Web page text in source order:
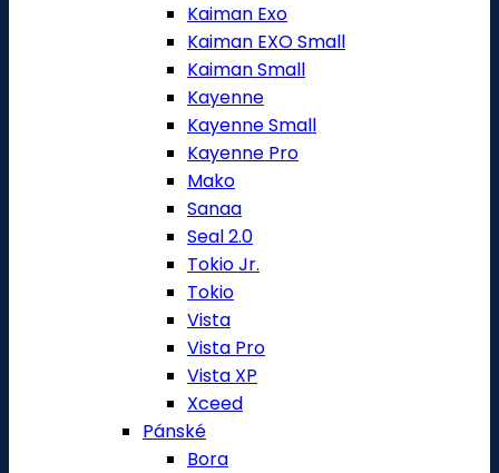
Kaiman Exo
Kaiman EXO Small
Kaiman Small
Kayenne
Kayenne Small
Kayenne Pro
Mako
Sanaa
Seal 2.0
Tokio Jr.
Tokio
Vista
Vista Pro
Vista XP
Xceed
Pánské
Bora